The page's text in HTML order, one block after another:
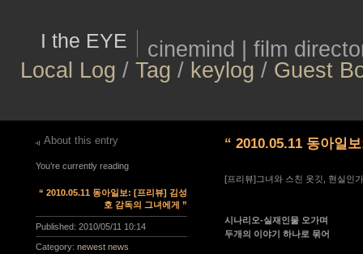
I the EYE
cinemind | film
Local Log / Tag / keylog / Guest
“ 2010.05.11 동아일
[프리뷰]그녀와 스친 옷깃, 현실인
시나리오-실재인물 오가며
두개의 이야기 하나로 묶어
About this entry
You’re currently reading
“ 2010.05.11 동아일보: [프리뷰] 김성
호 감독의 그녀에게 ”
Published: 2010/05/11 10:14
Category: newest news